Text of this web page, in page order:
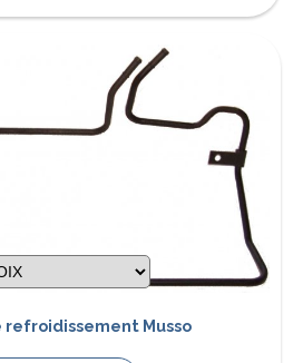
refroidissement Musso